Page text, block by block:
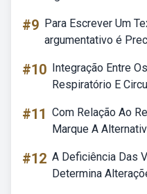
#9 Para Escrever Um
argumentativo é
#10 Integração Entre
Respiratório E
#11 Com Relação Ao
Marque A
#12 A Deficiência Das
Determina